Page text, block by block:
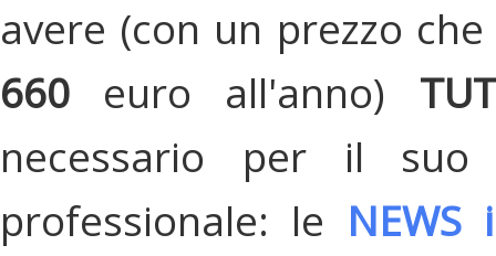
avere (con un prezzo
660 euro all'anno)
necessario per il suo
professionale: le